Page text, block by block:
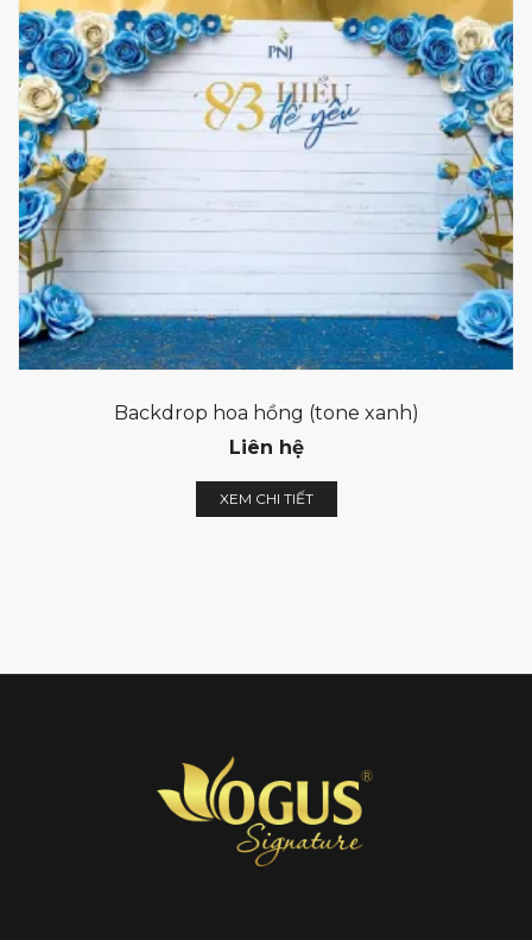
Backdrop hoa hồng (tone xanh)
Liên hệ
XEM CHI TIẾT